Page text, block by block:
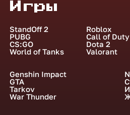
Игры
StandOff 2
PUBG
CS:GO
World of Tanks
Roblox
Call of Duty
Dota 2
Valorant
Genshin Impact
GTA
Tarkov
War Thunder